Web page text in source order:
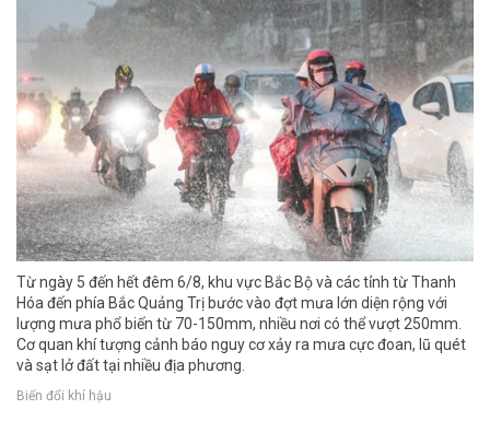
Từ ngày 5 đến hết đêm 6/8, khu vực Bắc Bộ và các tỉnh từ Thanh
Hóa đến phía Bắc Quảng Trị bước vào đợt mưa lớn diện rộng với
lượng mưa phổ biến từ 70-150mm, nhiều nơi có thể vượt 250mm.
Cơ quan khí tượng cảnh báo nguy cơ xảy ra mưa cực đoan, lũ quét
và sạt lở đất tại nhiều địa phương.
Biến đổi khí hậu